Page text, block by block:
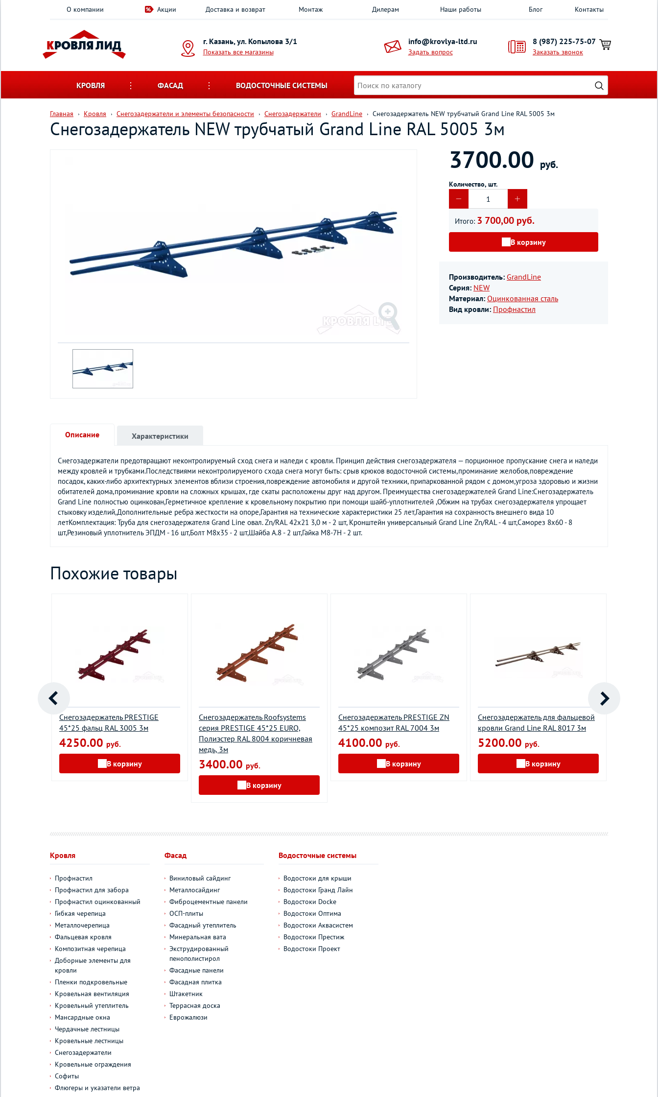
О компании Акции Доставка и возврат Монтаж Дилерам Наши работы Блог Контакты
г. Казань, ул. Копылова 3/1
Показать все магазины
info@krovlya-ltd.ru
Задать вопрос
8 (987) 225-75-07
Заказать звонок
КРОВЛЯ ФАСАД ВОДОСТОЧНЫЕ СИСТЕМЫ
Главная Кровля Снегозадержатели и элементы безопасности Снегозадержатели GrandLine Снегозадержатель NEW трубчатый Grand Line RAL 5005 3м
Снегозадержатель NEW трубчатый Grand Line RAL 5005 3м
3700.00 руб.
Количество, шт.
Итого: 3 700,00 руб.
В корзину
Производитель: GrandLine
Серия: NEW
Материал: Оцинкованная сталь
Вид кровли: Профнастил
Описание
Снегозадержатели предотвращают неконтролируемый сход снега и наледи с кровли. Принцип действия снегозадержателя — порционное пропускание снега и наледи
между кровлей и трубками.Последствиями неконтролируемого схода снега могут быть: срыв крюков водосточной системы,проминание желобов,повреждение
посадок, каких-либо архитектурных элементов вблизи строения,повреждение автомобиля и другой техники, припаркованной рядом с домом,угроза здоровью и жизни
обитателей дома,проминание кровли на сложных крышах, где скаты расположены друг над другом. Преимущества снегозадержателей Grand Line:Снегозадержатель
Grand Line полностью оцинкован,Герметичное крепление к кровельному покрытию при помощи шайб-уплотнителей ,Обжим на трубах снегозадержателя упрощает
стыковку изделий,Дополнительные ребра жесткости на опоре,Гарантия на технические характеристики 25 лет,Гарантия на сохранность внешнего вида 10
летКомплектация: Труба для снегозадержателя Grand Line овал. Zn/RAL 42х21 3,0 м - 2 шт, Кронштейн универсальный Grand Line Zn/RAL - 4 шт,Саморез 8х60 - 8
шт,Резиновый уплотнитель ЭПДМ - 16 шт,Болт М8х35 - 2 шт,Шайба А.8 - 2 шт,Гайка М8-7Н - 2 шт.
Характеристики
Похожие товары
Снегозадержатель PRESTIGE
45*25 фальц RAL 3005 3м
4250.00 руб.
В корзину
Снегозадержатель Roofsystems
серия PRESTIGE 45*25 EURO,
Полиэстер RAL 8004 коричневая
медь, 3м
3400.00 руб.
В корзину
Снегозадержатель PRESTIGE ZN
45*25 композит RAL 7004 3м
4100.00 руб.
В корзину
Снегозадержатель для фальцевой
кровли Grand Line RAL 8017 3м
5200.00 руб.
В корзину
Кровля
Профнастил
Профнастил для забора
Профнастил оцинкованный
Гибкая черепица
Металлочерепица
Фальцевая кровля
Композитная черепица
Доборные элементы для
кровли
Пленки подкровельные
Кровельная вентиляция
Кровельный утеплитель
Мансардные окна
Чердачные лестницы
Кровельные лестницы
Снегозадержатели
Кровельные ограждения
Софиты
Флюгеры и указатели ветра
Фасад
Виниловый сайдинг
Металлосайдинг
Фиброцементные панели
ОСП-плиты
Фасадный утеплитель
Минеральная вата
Экструдированный
пенополистирол
Фасадные панели
Фасадная плитка
Штакетник
Террасная доска
Еврожалюзи
Водосточные системы
Водостоки для крыши
Водостоки Гранд Лайн
Водостоки Docke
Водостоки Оптима
Водостоки Аквасистем
Водостоки Престиж
Водостоки Проект